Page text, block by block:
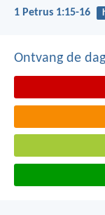
1 Petrus 1:15-16
Ontvang de